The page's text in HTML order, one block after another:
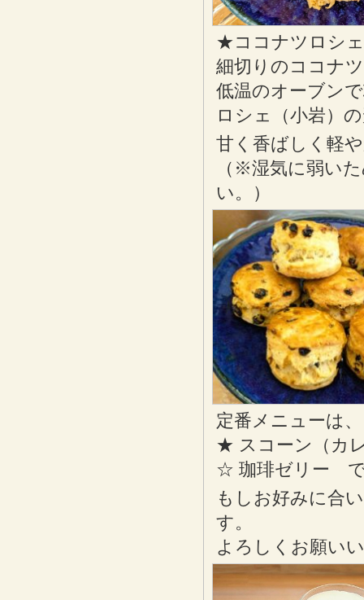
★ココナツロシ
細切りのココナ
低温のオーブン
ロシェ（小岩）
甘く香ばしく軽
（※湿気に弱い
い。）
定番メニューは、
★ スコーン（カ
☆ 珈琲ゼリー
もしお好みに合
す。
よろしくお願い